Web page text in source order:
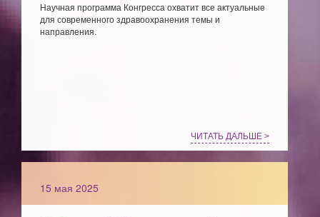
Научная программа Конгресса охватит все актуальные
для современного здравоохранения темы и
направления.
ЧИТАТЬ ДАЛЬШЕ >
15 мая 2025